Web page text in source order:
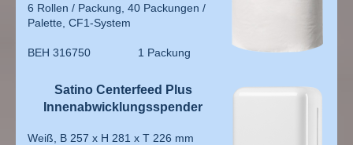
6 Rollen / Packung, 40 Packungen /
Palette, CF1-System
BEH 316750 1 Packung
Satino Centerfeed Plus
Innenabwicklungsspender
Weiß, B 257 x H 281 x T 226 mm